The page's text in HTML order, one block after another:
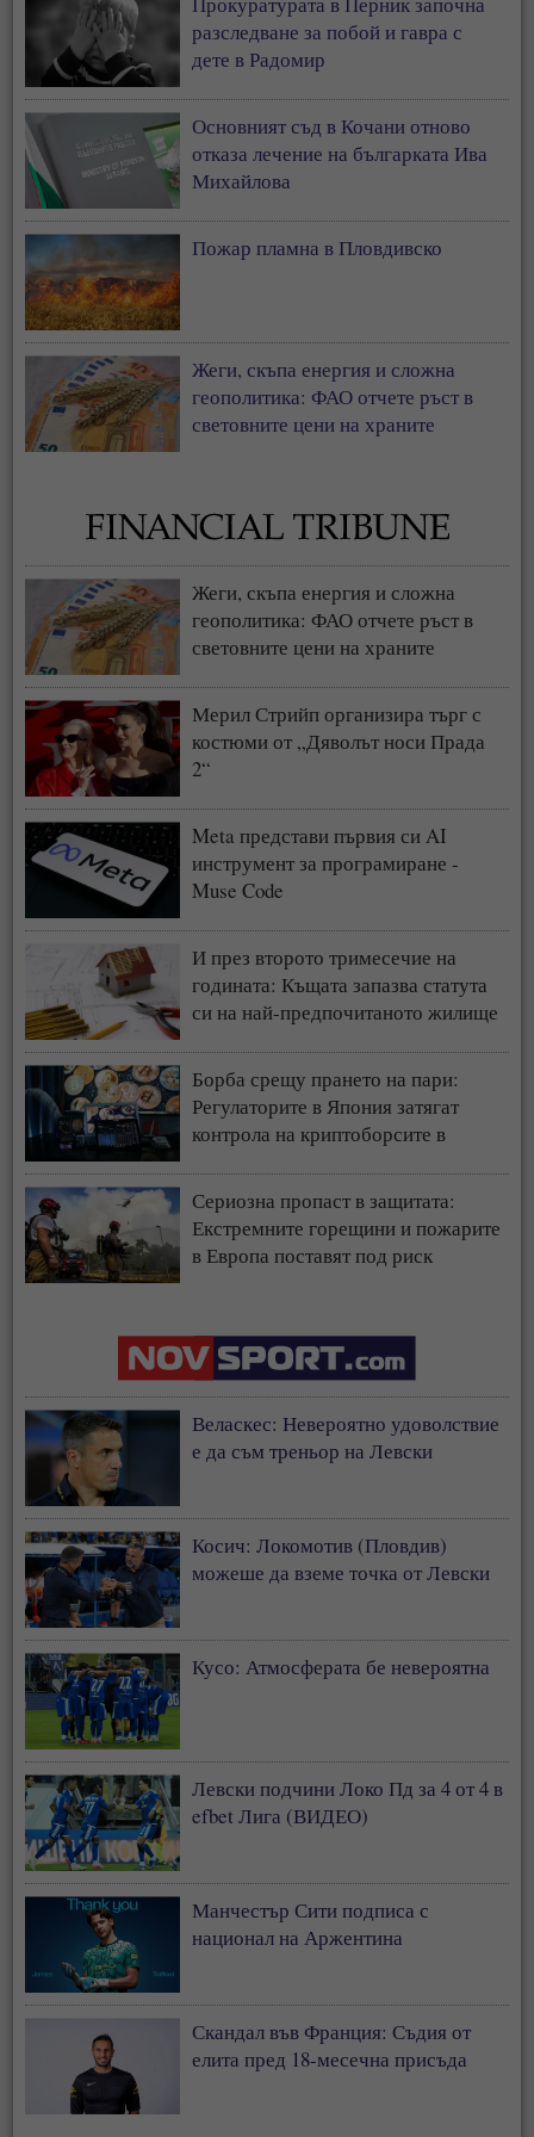
разследване за побой и гавра с
дете в Радомир
Основният съд в Кочани отново
отказа лечение на българката Ива
Михайлова
Пожар пламна в Пловдивско
Жеги, скъпа енергия и сложна
геополитика: ФАО отчете ръст в
световните цени на храните
Жеги, скъпа енергия и сложна
геополитика: ФАО отчете ръст в
световните цени на храните
Мерил Стрийп организира търг с
костюми от „Дяволът носи Прада
2“
Meta представи първия си AI
инструмент за програмиране -
Muse Code
И през второто тримесечие на
годината: Къщата запазва статута
си на най-предпочитаното жилище
Борба срещу прането на пари:
Регулаторите в Япония затягат
контрола на криптоборсите в
Сериозна пропаст в защитата:
Екстремните горещини и пожарите
в Европа поставят под риск
Веласкес: Невероятно удоволствие
е да съм треньор на Левски
Косич: Локомотив (Пловдив)
можеше да вземе точка от Левски
Кусо: Атмосферата бе невероятна
Левски подчини Локо Пд за 4 от 4 в
efbet Лига (ВИДЕО)
Манчестър Сити подписа с
национал на Аржентина
Скандал във Франция: Съдия от
елита пред 18-месечна присъда